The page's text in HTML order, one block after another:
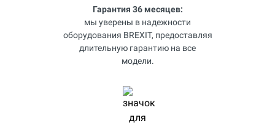
Гарантия 36 месяцев:
мы уверены в надежности
оборудования BREXIT, предоставляя
длительную гарантию на все
модели.